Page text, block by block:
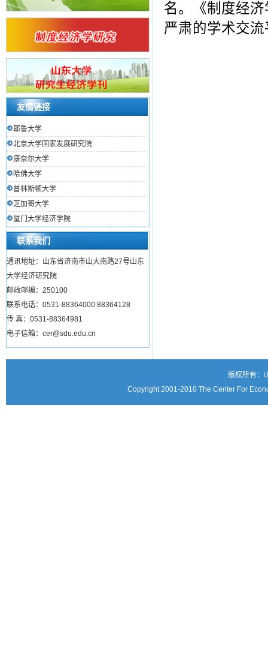
友情链接
耶鲁大学
北京大学国家发展研究院
康奈尔大学
哈佛大学
普林斯顿大学
芝加哥大学
厦门大学经济学院
联系我们
通讯地址：山东省济南市山大南路27号山东
大学经济研究院
邮政邮编：250100
联系电话：0531-88364000 88364128
传 真：0531-88364981
电子信箱：cer@sdu.edu.cn
名。《制度经
严肃的学术交
版权所有：
Copyright 2001-2010 The Center For